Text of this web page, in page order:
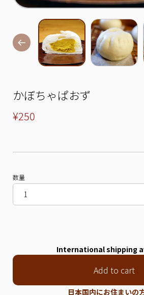
かぼちゃぱおず
¥250
数量
International shipping
Add to cart
日本国内にお住まいの